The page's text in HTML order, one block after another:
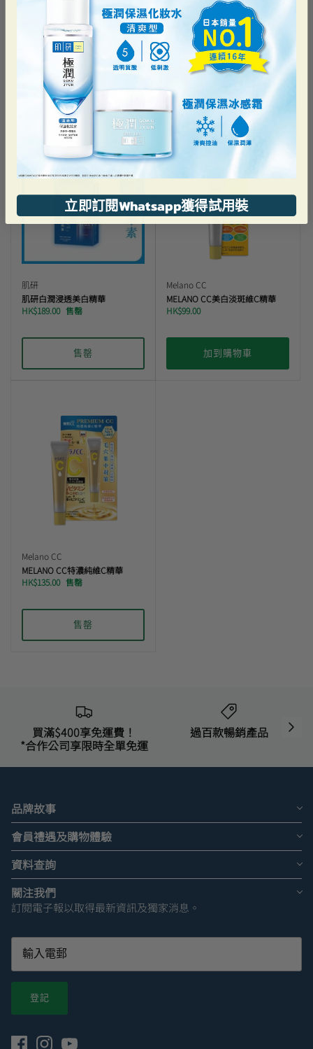
肌研H.A. Supreme毛孔緊緻精華
HK$219.00
加到購物車
Acnes
細胞煥新袪痘精華
HK$129.90
肌研
肌研白潤浸透美白精華
HK$189.00 售罄
售罄
Melano CC
MELANO CC美白淡斑維C精華
HK$99.00
加到購物車
Melano CC
MELANO CC特濃純維C精華
HK$135.00 售罄
售罄
買滿$400享免運費！
*合作公司享限時全單免運
過百款暢銷產品
品牌故事
會員禮遇及購物體驗
資料查詢
關注我們
訂閱電子報以取得最新資訊及獨家消息。
登記
立即訂閱Whatsapp獲得試用裝